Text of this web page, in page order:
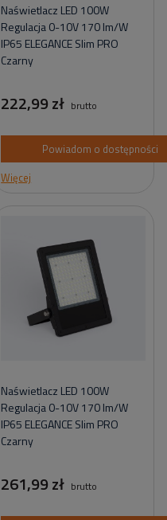
Naświetlacz LED 100W
Regulacja 0-10V 170 lm/W
IP65 ELEGANCE Slim PRO
Czarny
222,99 zł brutto
Powiadom o dostępności
Więcej
Naświetlacz LED 100W
Regulacja 0-10V 170 lm/W
IP65 ELEGANCE Slim PRO
Czarny
261,99 zł brutto